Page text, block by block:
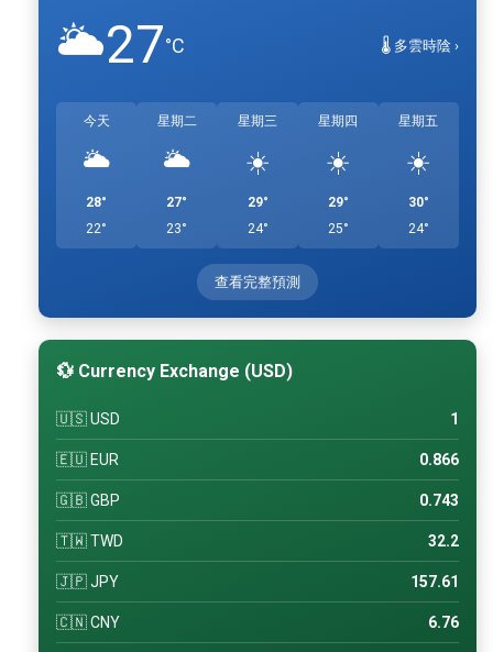
🌥️27°C 🌡️ 多雲時陰 ›
今天
🌥️
28°
22°
星期二
🌥️
27°
23°
星期三
☀️
29°
24°
星期四
☀️
29°
25°
星期五
☀️
30°
24°
查看完整預測
💱 Currency Exchange (USD)
🇺🇸 USD 1
🇪🇺 EUR 0.866
🇬🇧 GBP 0.743
🇹🇼 TWD 32.2
🇯🇵 JPY 157.61
🇨🇳 CNY 6.76